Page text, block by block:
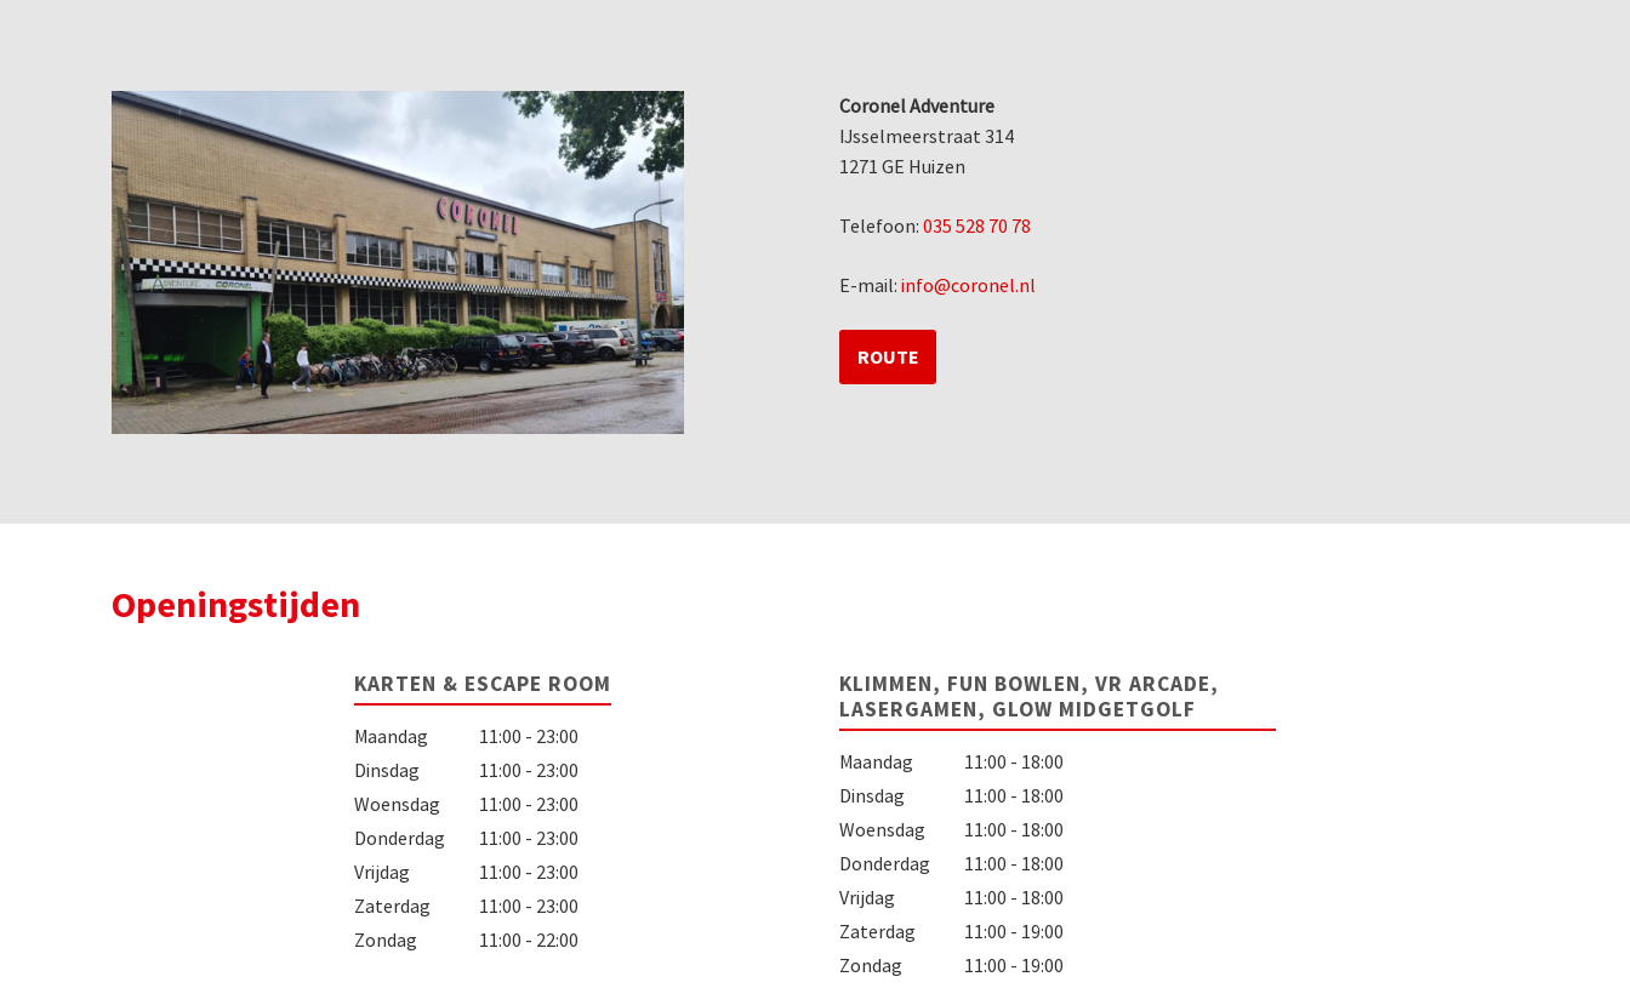
Coronel Adventure
IJsselmeerstraat 314
1271 GE Huizen
Telefoon: 035 528 70 78
E-mail: info@coronel.nl
ROUTE
Openingstijden
KARTEN & ESCAPE ROOM
Maandag
11:00 - 23:00
Dinsdag
11:00 - 23:00
Woensdag
11:00 - 23:00
Donderdag
11:00 - 23:00
Vrijdag
11:00 - 23:00
Zaterdag
11:00 - 23:00
Zondag
11:00 - 22:00
KLIMMEN, FUN BOWLEN, VR ARCADE,
LASERGAMEN, GLOW MIDGETGOLF
Maandag
11:00 - 18:00
Dinsdag
11:00 - 18:00
Woensdag
11:00 - 18:00
Donderdag
11:00 - 18:00
Vrijdag
11:00 - 18:00
Zaterdag
11:00 - 19:00
Zondag
11:00 - 19:00